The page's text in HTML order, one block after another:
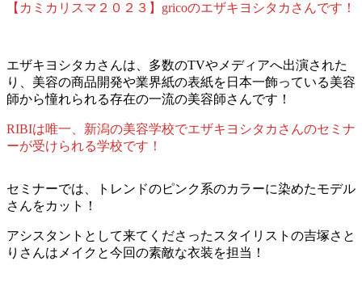
【カミカリスマ２０２３】gricoのエザキヨシタカさんです！
エザキヨシタカさんは、多数のTVやメディアへ出演された
り、美容の商品開発や業界紙の表紙を日本一飾っている美容
師から憧れられる存在の一流の美容師さんです！
RIBIは唯一、新潟の美容学校でエザキヨシタカさんのセミナ
ーが受けられる学校です！
セミナーでは、トレンドのピンク系のカラーに染めたモデル
さんをカット！
アシスタントとして来てくださったスタイリストの吉塚さと
りさんはメイクと今回の素敵な衣装を担当！